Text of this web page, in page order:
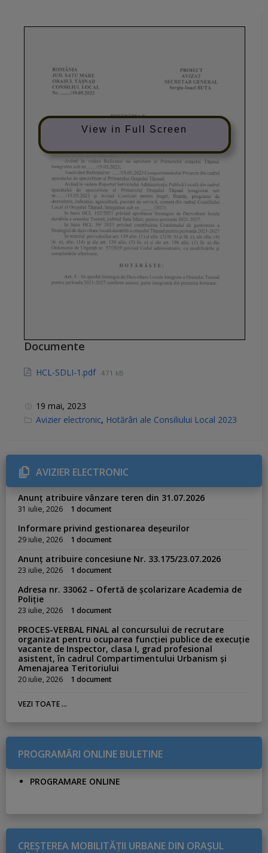
View in Full Screen
Documente
HCL-SDLI-1.pdf 471 kB
19 mai, 2023
C
r
i
e
s
Avizier electronic, Hotărâri ale Consiliului Local 2023
AVIZIER ELECTRONIC
Anunț atribuire vânzare teren din 31.07.2026
31 iulie, 2026 1 document
Informare privind gestionarea deșeurilor
29 iulie, 2026 1 document
Anunț atribuire concesiune Nr. 33.175/23.07.2026
23 iulie, 2026 1 document
Adresa nr. 33062 – Ofertă de școlarizare Academia de
Poliție
23 iulie, 2026 1 document
PROCES-VERBAL FINAL al concursului de recrutare
organizat pentru ocuparea funcției publice de execuție
vacante de Inspector, clasa I, grad profesional
asistent, în cadrul Compartimentului Urbanism și
Amenajarea Teritoriului
20 iulie, 2026 1 document
VEZI TOATE ...
PROGRAMĂRI ONLINE BULETINE
PROGRAMARE ONLINE
CREŞTEREA MOBILITĂŢII URBANE DIN ORAŞUL